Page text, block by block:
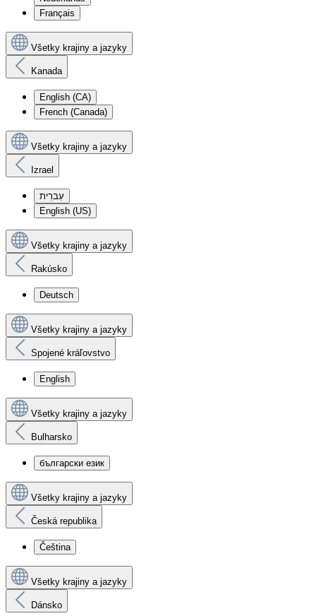
Français
Všetky krajiny a jazyky
Kanada
English (CA)
French (Canada)
Všetky krajiny a jazyky
Izrael
עִברִית
English (US)
Všetky krajiny a jazyky
Rakúsko
Deutsch
Všetky krajiny a jazyky
Spojené kráľovstvo
English
Všetky krajiny a jazyky
Bulharsko
български език
Všetky krajiny a jazyky
Česká republika
Čeština
Všetky krajiny a jazyky
Dánsko